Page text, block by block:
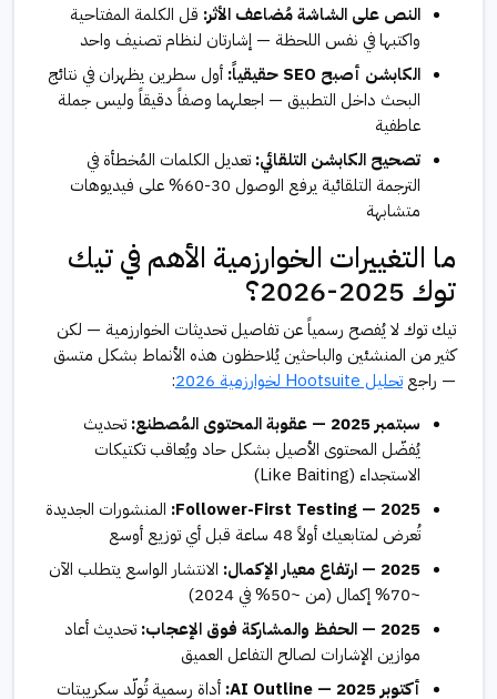
النص على الشاشة مُضاعف الأثر: قل الكلمة المفتاحية
واكتبها في نفس اللحظة — إشارتان لنظام تصنيف واحد
الكابشن أصبح SEO حقيقياً:
أول سطرين يظهران في نتائج
البحث داخل التطبيق — اجعلهما وصفاً دقيقاً وليس جملة
عاطفية
تصحيح الكابشن التلقائي: تعديل الكلمات المُخطأة في
الترجمة التلقائية يرفع الوصول 30-60% على فيديوهات
متشابهة
ما التغييرات الخوارزمية الأهم في تيك
توك 2025-2026؟
تيك توك لا يُفصح رسمياً عن تفاصيل تحديثات الخوارزمية — لكن
كثير من المنشئين والباحثين يُلاحظون هذه الأنماط بشكل متسق
— راجع تحليل Hootsuite لخوارزمية 2026
:
سبتمبر 2025 — عقوبة المحتوى المُصطنع:
تحديث
يُفضّل المحتوى الأصيل بشكل حاد ويُعاقب تكتيكات
الاستجداء (Like Baiting)
2025 — Follower-First Testing:
المنشورات الجديدة
تُعرض لمتابعيك أولاً 48 ساعة قبل أي توزيع أوسع
2025 — ارتفاع معيار الإكمال:
الانتشار الواسع يتطلب الآن
~70% إكمال (من ~50% في 2024)
2025 — الحفظ والمشاركة فوق الإعجاب:
تحديث أعاد
موازين الإشارات لصالح التفاعل العميق
أكتوبر 2025 — AI Outline:
أداة رسمية تُولّد سكريبتات